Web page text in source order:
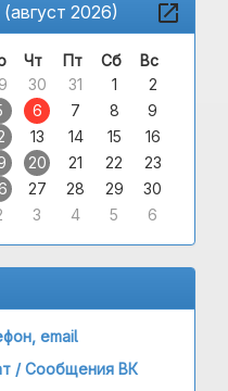
2026)
Чт Пт Сб
Вс
30 31 1
2
6 7 8
9
13 14 15
16
20 21 22
23
27 28 29
30
3 4 5 6
email
/Сообщения ВК